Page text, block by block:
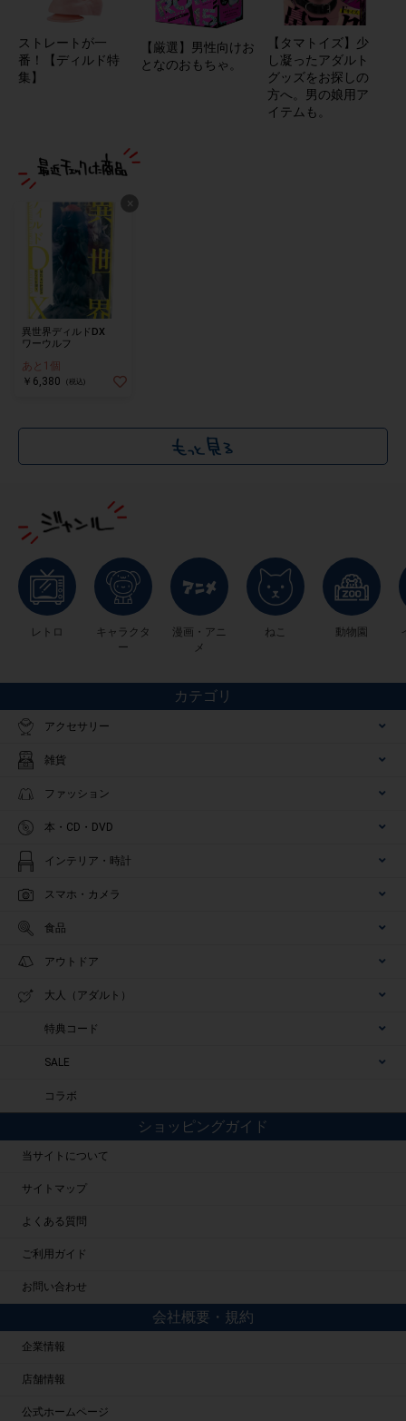
ストレートが一
番！【ディルド特
集】
【厳選】男性向けお
となのおもちゃ。
【タマトイズ】少
し凝ったアダルト
グッズをお探しの
方へ。男の娘用ア
イテムも。
×
異世界ディルドDX
ワーウルフ
あと1個
￥6,380
(税込)
レトロ
キャラクタ
ー
漫画・アニ
メ
ねこ 動物園
カテゴリ
アクセサリー
雑貨
ファッション
本・CD・DVD
インテリア・時計
スマホ・カメラ
食品
アウトドア
大人（アダルト）
特典コード
SALE
コラボ
ショッピングガイド
当サイトについて
サイトマップ
よくある質問
ご利用ガイド
お問い合わせ
会社概要・規約
企業情報
店舗情報
公式ホームページ